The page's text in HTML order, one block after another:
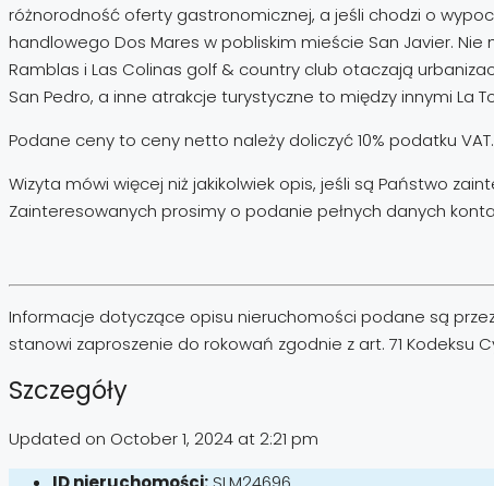
różnorodność oferty gastronomicznej, a jeśli chodzi o
handlowego Dos Mares w pobliskim mieście San Javier.
Ramblas i Las Colinas golf & country club otaczają
San Pedro, a inne atrakcje turystyczne to między innymi La
Podane ceny to ceny netto należy doliczyć 10% podatku VAT.
Wizyta mówi więcej niż jakikolwiek opis, jeśli są Państwo
Zainteresowanych prosimy o podanie pełnych danych
Informacje dotyczące opisu nieruchomości podane są
stanowi zaproszenie do rokowań zgodnie z art. 71 Kodeksu
Szczegóły
Updated on October 1, 2024 at 2:21 pm